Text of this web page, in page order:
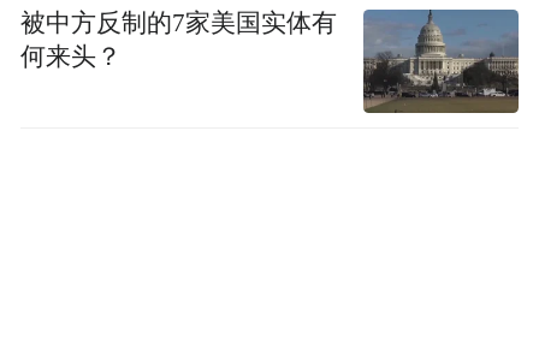
被中方反制的7家美国实体有
何来头？